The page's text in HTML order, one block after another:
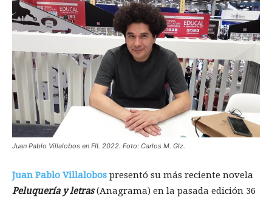
Juan Pablo Villalobos en FIL 2022. Foto: Carlos M. Glz.
Juan Pablo Villalobos presentó su más reciente novela
Peluquería y letras(Anagrama) en la pasada edición 36